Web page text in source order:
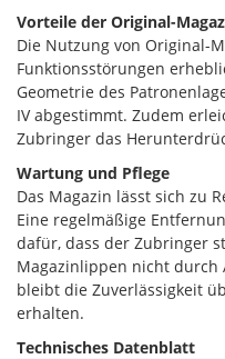
Vorteile der Original-
Die Nutzung von Original-
Funktionsstörungen
Geometrie des
IV abgestimmt. Zudem
Zubringer das
Wartung und Pflege
Das Magazin lässt sich zu
Eine regelmäßige
dafür, dass der Zubringer
Magazinlippen nicht durch
bleibt die Zuverlässigkeit
erhalten.
Technisches Datenblatt